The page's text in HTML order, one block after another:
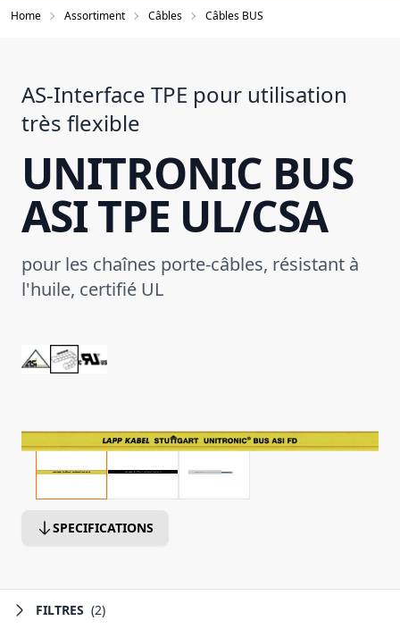
Home Assortiment Câbles Câbles BUS
AS-Interface TPE pour utilisation
très flexible
UNITRONIC BUS
ASI TPE UL/CSA
pour les chaînes porte-câbles, résistant à
l'huile, certifié UL
SPECIFICATIONS
FILTRES (2)